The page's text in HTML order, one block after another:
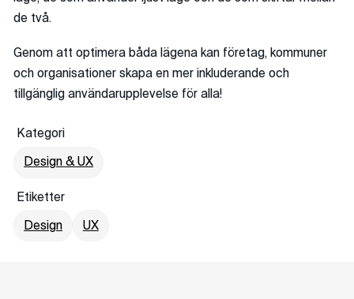
de två.
Genom att optimera båda lägena kan företag, kommuner
och organisationer skapa en mer inkluderande och
tillgänglig användarupplevelse för alla!
Kategori
Design & UX
Etiketter
Design UX